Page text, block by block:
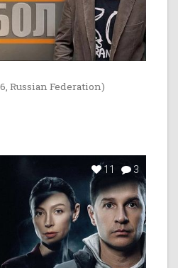
Russian Federation)
11 3